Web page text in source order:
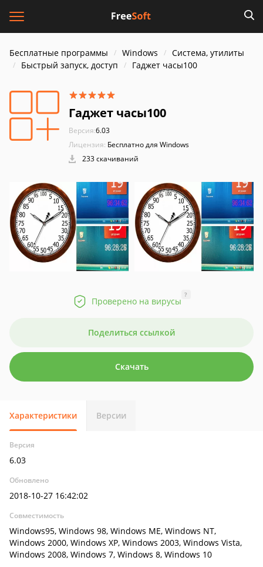
Бесплатные программы Windows
Система, утилиты
Быстрый запуск, доступ
Гаджет часы100
Гаджет часы100
Версия:6.03
Лицензия: Бесплатно для Windows
233 скачиваний
Проверено на вирусы
?
Поделиться ссылкой
Скачать
Характеристики Версии
Версия
6.03
Обновлено
2018-10-27 16:42:02
Совместимость
Windows95, Windows 98, Windows ME, Windows NT,
Windows 2000, Windows XP, Windows 2003, Windows Vista,
Windows 2008, Windows 7, Windows 8, Windows 10